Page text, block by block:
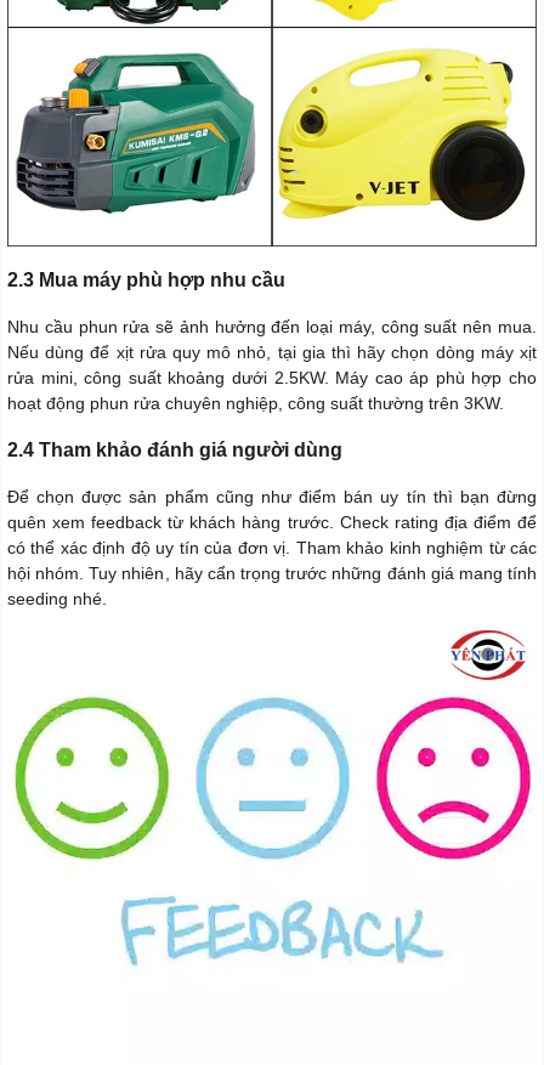
2.3 Mua máy phù hợp nhu cầu
Nhu cầu phun rửa sẽ ảnh hưởng đến loại máy, công suất nên mua.
Nếu dùng để xịt rửa quy mô nhỏ, tại gia thì hãy chọn dòng máy xịt
rửa mini, công suất khoảng dưới 2.5KW. Máy cao áp phù hợp cho
hoạt động phun rửa chuyên nghiệp, công suất thường trên 3KW.
2.4 Tham khảo đánh giá người dùng
Để chọn được sản phẩm cũng như điểm bán uy tín thì bạn đừng
quên xem feedback từ khách hàng trước. Check rating địa điểm để
có thể xác định độ uy tín của đơn vị. Tham khảo kinh nghiệm từ các
hội nhóm. Tuy nhiên, hãy cẩn trọng trước những đánh giá mang tính
seeding nhé.